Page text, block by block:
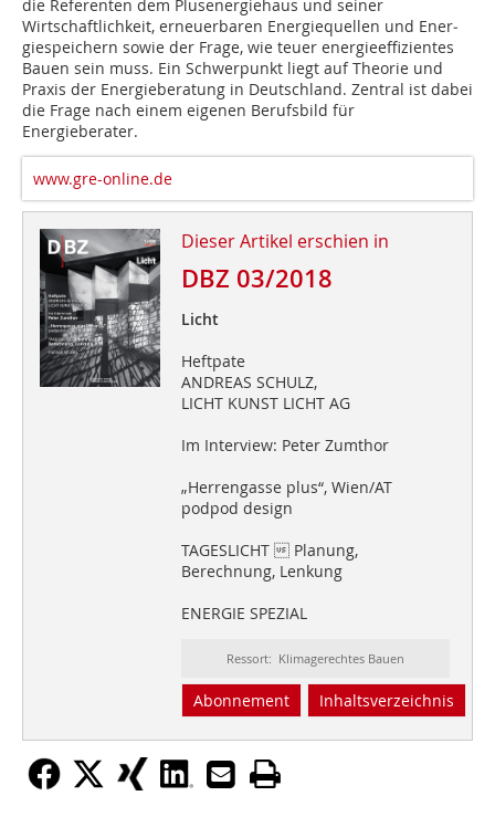
die Referenten dem Plusenergiehaus und seiner
Wirtschaftlichkeit, erneuerbaren Energiequellen und Ener­
gie­speichern sowie der Frage, wie teuer energieeffizientes
Bauen sein muss. Ein Schwerpunkt liegt auf Theorie und
Praxis der Energieberatung in Deutschland. Zentral ist dabei
die Frage nach einem eigenen Berufsbild für
Energieberater.
www.gre-online.de
Dieser Artikel erschien in
DBZ 03/2018
Licht
Heftpate
ANDREAS SCHULZ,
LICHT KUNST LICHT AG
Im Interview: Peter Zumthor
„Herrengasse plus“, Wien/AT
podpod design
TAGESLICHT  Planung,
Berechnung, Lenkung
ENERGIE SPEZIAL
Ressort: Klimagerechtes Bauen
Abonnement Inhaltsverzeichnis